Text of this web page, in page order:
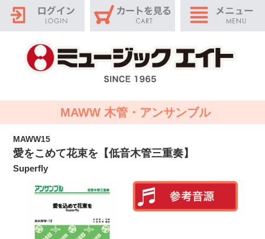
MAWW 木管・アンサンブル
MAWW15
愛をこめて花束を【低音木管三重奏】
Superfly